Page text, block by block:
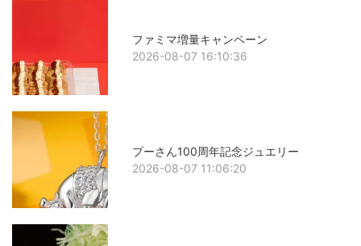
ファミマ増量キャンペーン
2026-08-07 16:10:36
プーさん100周年記念ジュエリー
2026-08-07 11:06:20